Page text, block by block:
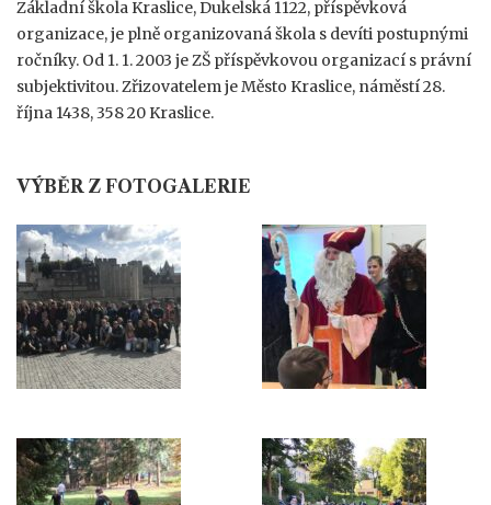
Základní škola Kraslice, Dukelská 1122, příspěvková
organizace, je plně organizovaná škola s devíti postupnými
ročníky. Od 1. 1. 2003 je ZŠ příspěvkovou organizací s právní
subjektivitou. Zřizovatelem je Město Kraslice, náměstí 28.
října 1438, 358 20 Kraslice.
VÝBĚR Z FOTOGALERIE